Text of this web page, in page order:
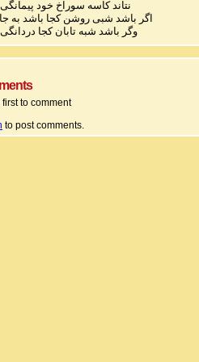
نتاند کاسه سوراخ خود
اگر باشد شبی روشن کجا باشد به
وگر باشد شبه تابان کجا
first to comment
to post comments.